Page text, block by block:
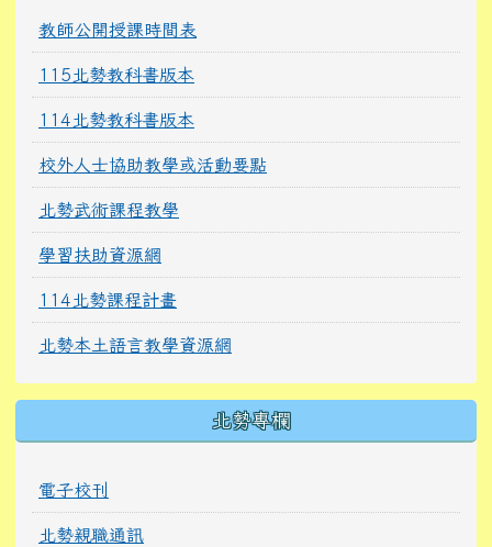
教師公開授課時間表
115北勢教科書版本
114北勢教科書版本
校外人士協助教學或活動要點
北勢武術課程教學
學習扶助資源網
114北勢課程計畫
北勢本土語言教學資源網
北勢專欄
電子校刊
北勢親職通訊